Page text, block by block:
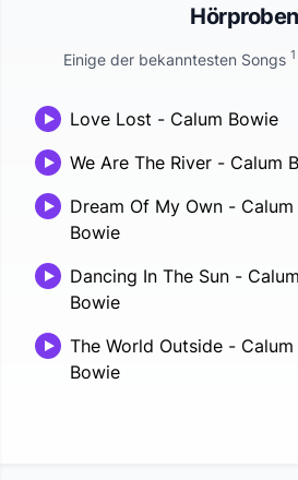
Hörproben
Einige der bekanntesten Songs 1
Love Lost - Calum Bowie
We Are The River - Calum
Dream Of My Own - Calum
Bowie
Dancing In The Sun - Calum
Bowie
The World Outside - Calum
Bowie